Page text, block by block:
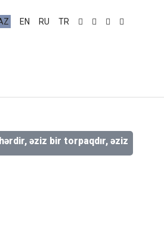
EN RU TR
bir torpaqdır, əziz bir qaladır,